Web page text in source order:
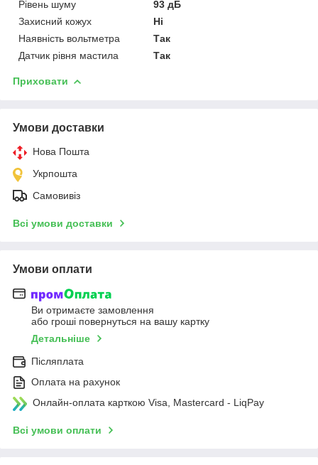
Рівень шуму
93 дБ
Захисний кожух
Ні
Наявність вольтметра
Так
Датчик рівня мастила
Так
Приховати
Умови доставки
Нова Пошта
Укрпошта
Самовивіз
Всі умови доставки
Умови оплати
Ви отримаєте замовлення
або гроші повернуться на вашу картку
Детальніше
Післяплата
Оплата на рахунок
Онлайн-оплата карткою Visa, Mastercard - LiqPay
Всі умови оплати